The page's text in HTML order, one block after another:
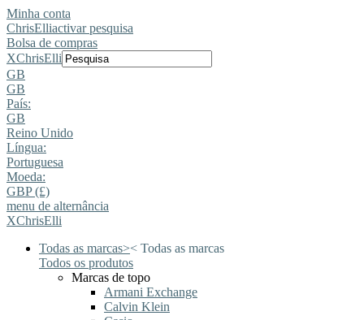
Minha conta
ChrisElliactivar pesquisa
Bolsa de compras
XChrisElli
GB
GB
País:
GB
Reino Unido
Língua:
Portuguesa
Moeda:
GBP (£)
menu de alternância
XChrisElli
Todas as marcas>< Todas as marcas
Todos os produtos
Marcas de topo
Armani Exchange
Calvin Klein